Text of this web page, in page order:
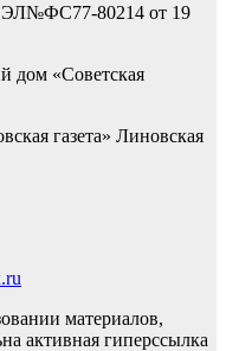
ЭЛ№ФС77-80214 от 19
дом «Советская
газета» Линовская
материалов,
активная гиперссылка